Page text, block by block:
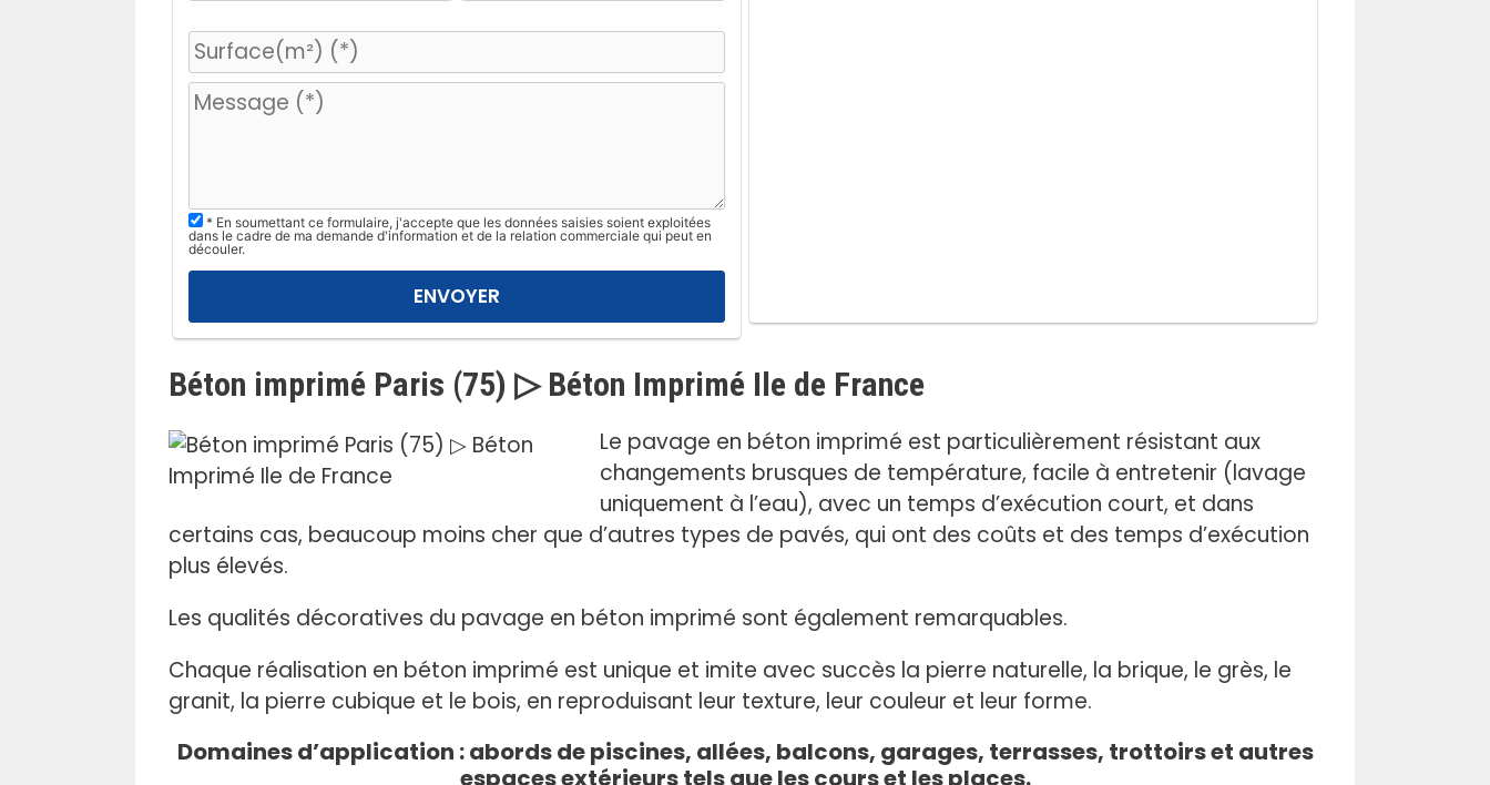
e
u
z
l
a
s
e
c
c
a
m
v
i
d
e
.
* En soumettant ce formulaire, j'accepte que les données saisies soient exploitées
dans le cadre de ma demande d'information et de la relation commerciale qui peut en
découler.
Béton imprimé Paris (75) ▷ Béton Imprimé Ile de France
Le pavage en béton imprimé est particulièrement résistant aux
changements brusques de température, facile à entretenir (lavage
uniquement à l’eau), avec un temps d’exécution court, et dans
certains cas, beaucoup moins cher que d’autres types de pavés, qui ont des coûts et des temps d’exécution
plus élevés.
Les qualités décoratives du pavage en béton imprimé sont également remarquables.
Chaque réalisation en béton imprimé est unique et imite avec succès la pierre naturelle, la brique, le grès, le
granit, la pierre cubique et le bois, en reproduisant leur texture, leur couleur et leur forme.
Domaines d’application : abords de piscines, allées, balcons, garages, terrasses, trottoirs et autres
espaces extérieurs tels que les cours et les places.